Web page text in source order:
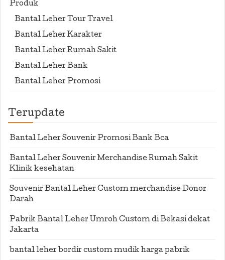
Produk
Bantal Leher Tour Travel
Bantal Leher Karakter
Bantal Leher Rumah Sakit
Bantal Leher Bank
Bantal Leher Promosi
Terupdate
Bantal Leher Souvenir Promosi Bank Bca
Bantal Leher Souvenir Merchandise Rumah Sakit
Klinik kesehatan
Souvenir Bantal Leher Custom merchandise Donor
Darah
Pabrik Bantal Leher Umroh Custom di Bekasi dekat
Jakarta
bantal leher bordir custom mudik harga pabrik